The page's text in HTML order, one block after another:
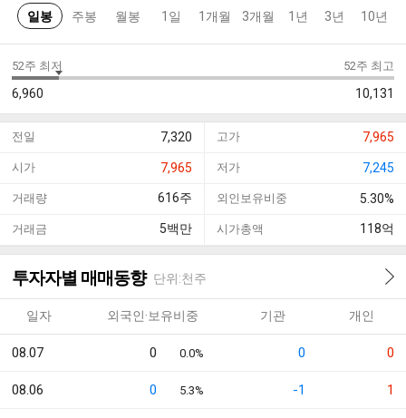
일봉 주봉 월봉 1일 1개월 3개월 1년 3년 10년
52주 최저
6,960
52주 최고
10,131
전일 7,320 고가 7,965
시가 7,965 저가 7,245
거래량 616주 외인보유비중 5.30%
거래금 5백만 시가총액 118억
투자자별 매매동향 단위:천주
일자 외국인·보유비중 기관 개인
08.07 0 0.0% 0 0
08.06 0 5.3% -1 1